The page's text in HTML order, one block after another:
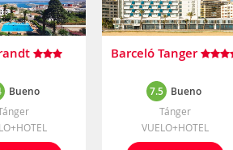
Bueno
Barceló Tanger
7.5 Bueno
Tánger
VUELO+HOTEL